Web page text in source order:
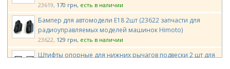
23619 170 грн есть в наличии
Бампер для автомодели E18 2шт (23622 запчасти для
радиоуправляемых моделей машинок Himoto)
23622 129 грн есть в наличии
Штифты опорные для нижних рычагов подвески 2 шт для